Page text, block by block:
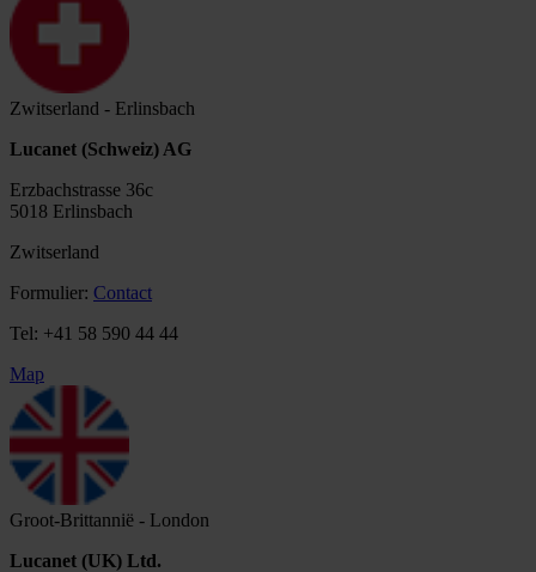
Zwitserland - Erlinsbach
Lucanet (Schweiz) AG
Erzbachstrasse 36c
5018 Erlinsbach
Zwitserland
Formulier: Contact
Tel: +41 58 590 44 44
Map
Groot-Brittannië - London
Lucanet (UK) Ltd.